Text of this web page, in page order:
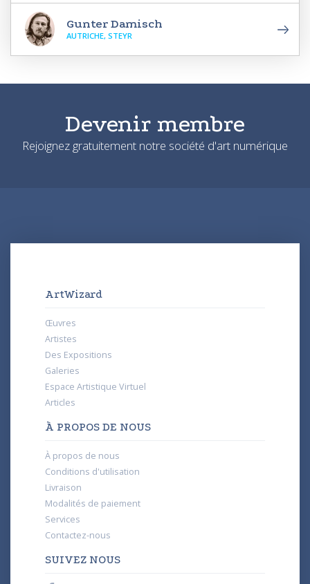
Gunter Damisch
AUTRICHE, STEYR
Devenir membre
Rejoignez gratuitement notre société d'art numérique
ArtWizard
Œuvres
Artistes
Des Expositions
Galeries
Espace Artistique Virtuel
Articles
À PROPOS DE NOUS
À propos de nous
Conditions d'utilisation
Livraison
Modalités de paiement
Services
Contactez-nous
SUIVEZ NOUS